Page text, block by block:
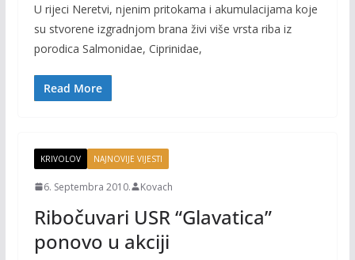
e
b
o
o
itt
er
ai
l
p
y
U rijeci Neretvi, njenim pritokama i akumulacijama koje
su stvorene izgradnjom brana živi više vrsta riba iz
porodica Salmonidae, Ciprinidae,
Read More
KRIVOLOV NAJNOVIJE VIJESTI
6. Septembra 2010. Kovach
Ribočuvari USR “Glavatica”
ponovo u akciji